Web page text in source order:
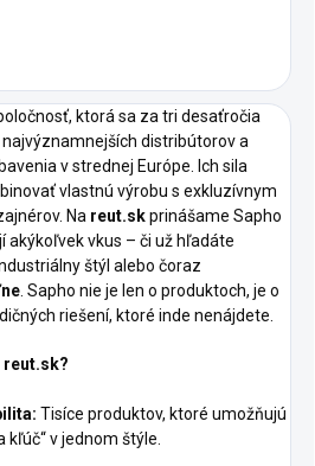
ktorá sa za tri desaťročia
distribútorov a
v strednej Európe. Ich sila
vlastnú výrobu s exkluzívnym
Na reut.skprinášame Sapho
akýkoľvek vkus – či už hľadáte
štýl alebo čoraz
. Sapho nie je len o produktoch, je o
riešení, ktoré inde nenájdete.
reut.sk?
Tisíce produktov, ktoré umožňujú
kľúč“ v jednom štýle.